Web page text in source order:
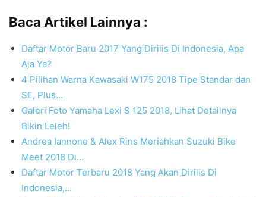
Baca Artikel Lainnya :
Daftar Motor Baru 2017 Yang Dirilis Di Indonesia, Apa
Aja Ya?
4 Pilihan Warna Kawasaki W175 2018 Tipe Standar dan
SE, Plus…
Galeri Foto Yamaha Lexi S 125 2018, Lihat Detailnya
Bikin Leleh!
Andrea Iannone & Alex Rins Meriahkan Suzuki Bike
Meet 2018 Di…
Daftar Motor Terbaru 2018 Yang Akan Dirilis Di
Indonesia,…